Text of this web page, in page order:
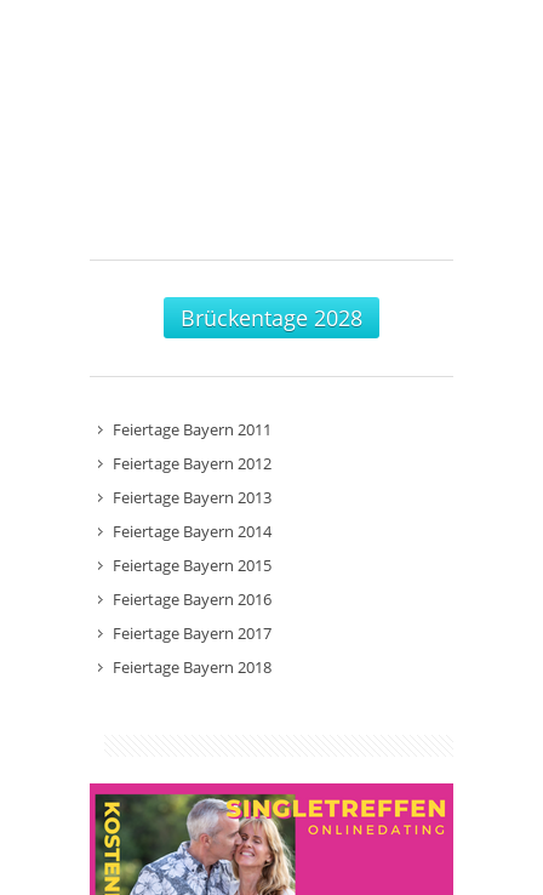
Brückentage 2028
Feiertage Bayern 2011
Feiertage Bayern 2012
Feiertage Bayern 2013
Feiertage Bayern 2014
Feiertage Bayern 2015
Feiertage Bayern 2016
Feiertage Bayern 2017
Feiertage Bayern 2018